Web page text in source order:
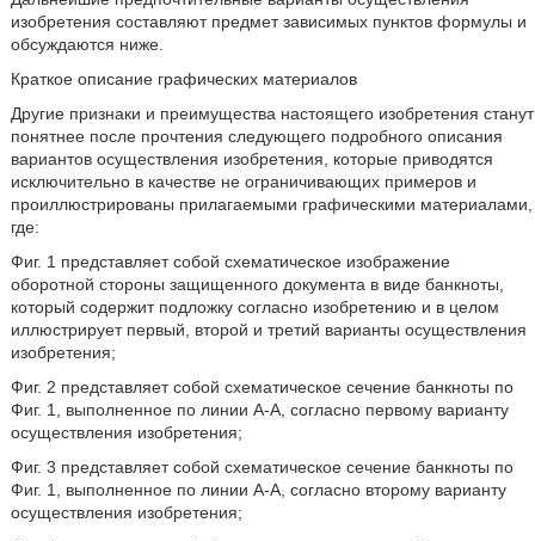
изобретения составляют предмет зависимых пунктов формулы и
обсуждаются ниже.
Краткое описание графических материалов
Другие признаки и преимущества настоящего изобретения станут
понятнее после прочтения следующего подробного описания
вариантов осуществления изобретения, которые приводятся
исключительно в качестве не ограничивающих примеров и
проиллюстрированы прилагаемыми графическими материалами,
где:
Фиг. 1 представляет собой схематическое изображение
оборотной стороны защищенного документа в виде банкноты,
который содержит подложку согласно изобретению и в целом
иллюстрирует первый, второй и третий варианты осуществления
изобретения;
Фиг. 2 представляет собой схематическое сечение банкноты по
Фиг. 1, выполненное по линии А-А, согласно первому варианту
осуществления изобретения;
Фиг. 3 представляет собой схематическое сечение банкноты по
Фиг. 1, выполненное по линии А-А, согласно второму варианту
осуществления изобретения;